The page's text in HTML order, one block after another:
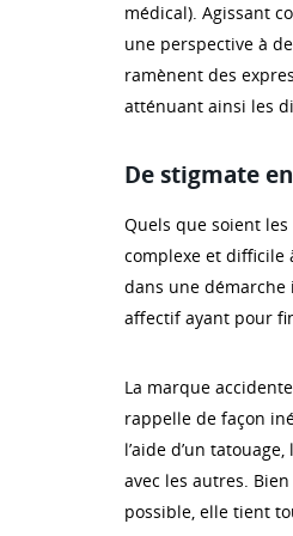
médical). Agissant
une perspective à
ramènent des
atténuant ainsi les
De stigmate
Quels que soient les
complexe et difficile
dans une démarche
affectif ayant pour
La marque
rappelle de façon
l’aide d’un
avec les autres.
possible, elle tient